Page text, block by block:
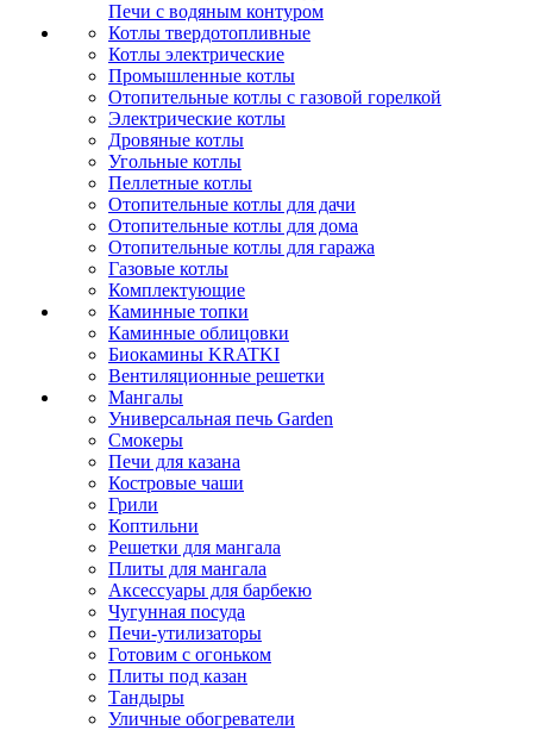
Печи с водяным контуром
Котлы твердотопливные
Котлы электрические
Промышленные котлы
Отопительные котлы с газовой горелкой
Электрические котлы
Дровяные котлы
Угольные котлы
Пеллетные котлы
Отопительные котлы для дачи
Отопительные котлы для дома
Отопительные котлы для гаража
Газовые котлы
Комплектующие
Каминные топки
Каминные облицовки
Биокамины KRATKI
Вентиляционные решетки
Мангалы
Универсальная печь Garden
Смокеры
Печи для казана
Костровые чаши
Грили
Коптильни
Решетки для мангала
Плиты для мангала
Аксессуары для барбекю
Чугунная посуда
Печи-утилизаторы
Готовим с огоньком
Плиты под казан
Тандыры
Уличные обогреватели